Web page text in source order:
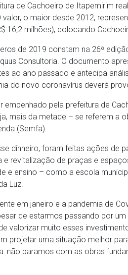
de Cachoeiro de Itapemirim
valor, o maior desde 2012,
16,2 milhões), colocando
de 2019 constam na 26ª
Consultoria. O documento
ao ano passado e antecipa
do novo coronavírus deverá
empenhado pela prefeitura de
mais da metade – se referem a
(Semfa).
dinheiro, foram feitas ações de
e revitalização de praças e
e ensino – como a escola
Luz.
em janeiro e a pandemia de
de estarmos passando por
valorizar muito esses
projetar uma situação melhor
não paramos com as obras